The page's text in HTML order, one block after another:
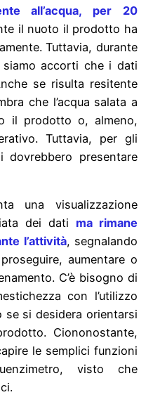
all’acqua, per 20
il nuoto il prodotto ha
Tuttavia, durante
accorti che i dati
se risulta resitente
che l’acqua salata a
il prodotto o, almeno,
Tuttavia, per gli
presentare
una visualizzazione
dei dati ma rimane
l’attività, segnalando
aumentare o
C’è bisogno di
con l’utilizzo
se si desidera orientarsi
Ciononostante,
le semplici funzioni
visto che